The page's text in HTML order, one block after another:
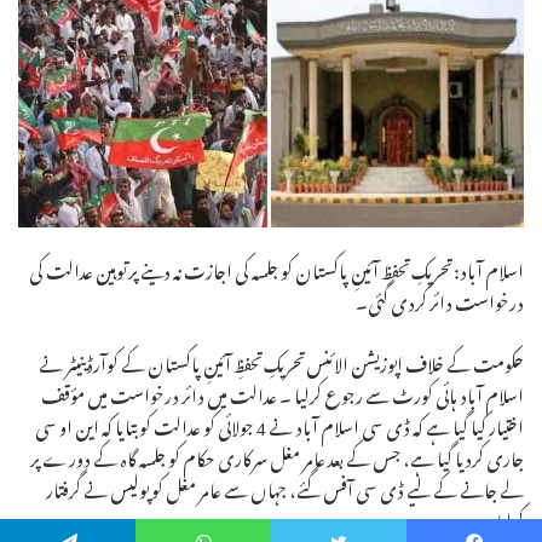
اسلام آباد: تحریکِ تحفظِ آئینِ پاکستان کو جلسہ کی اجازت نہ دینے پر توہین عدالت کی
درخواست دائر کردی گئی۔
حکومت کے خلاف اپوزیشن الائنس تحریکِ تحفظِ آئینِ پاکستان کے کوآرڈینیٹر نے
اسلام آباد ہائی کورٹ سے رجوع کرلیا ۔ عدالت میں دائر درخواست میں مؤقف
اختیار کیا گیا ہے کہ ڈی سی اسلام آباد نے 4 جولائی کو عدالت کو بتایا کہ این او سی
جاری کردیا گیا ہے، جس کے بعد عامر مغل سرکاری حکام کو جلسہ گاہ کے دورے پر
لے جانے کے لیے ڈی سی آفس گئے، جہاں سے عامر مغل کو پولیس نے گرفتار
کرلیا ۔